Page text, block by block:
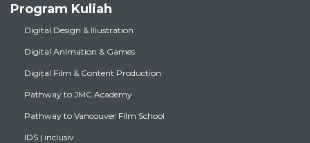
Program Kuliah
Digital Design & Illustration
Digital Animation & Games
Digital Film & Content Production
Pathway to JMC Academy
Pathway to Vancouver Film School
IDS | inclusiv